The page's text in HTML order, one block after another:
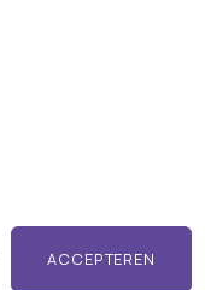
ACCEPTEREN